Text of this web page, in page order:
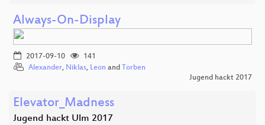
Always-On-Display
2017-09-10
141
Alexander, Niklas, Leon and Torben
Jugend hackt 2017
Elevator_Madness
Jugend hackt Ulm 2017